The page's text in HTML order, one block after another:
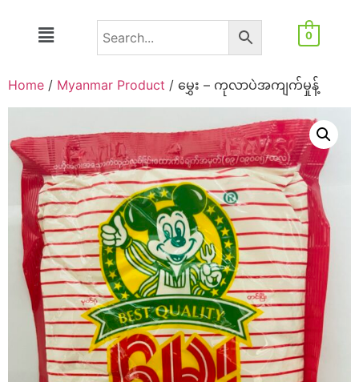
0
Home / Myanmar Product / မွှေး – ကုလာပဲအကျက်မှုန့်